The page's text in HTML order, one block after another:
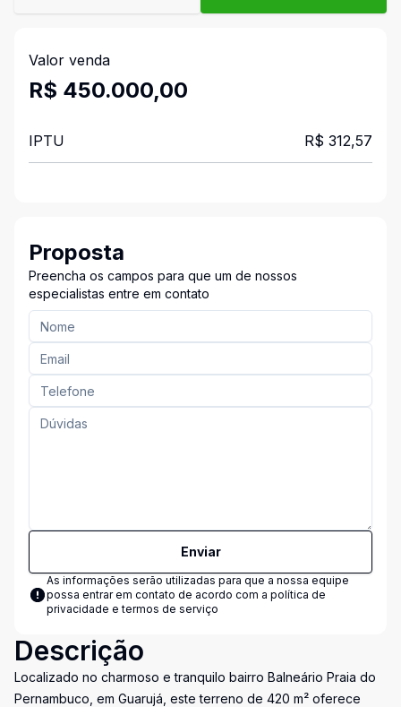
Valor venda
R$ 450.000,00
IPTU R$ 312,57
Proposta
Preencha os campos para que um de nossos
especialistas entre em contato
Enviar
As informações serão utilizadas para que a nossa equipe
possa entrar em contato de acordo com a política de
privacidade e termos de serviço
Descrição
Localizado no charmoso e tranquilo bairro Balneário Praia do
Pernambuco, em Guarujá, este terreno de 420 m² oferece